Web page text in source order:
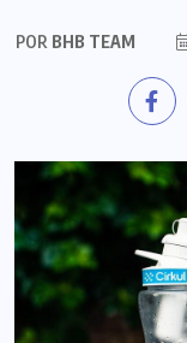
POR BHB TEAM